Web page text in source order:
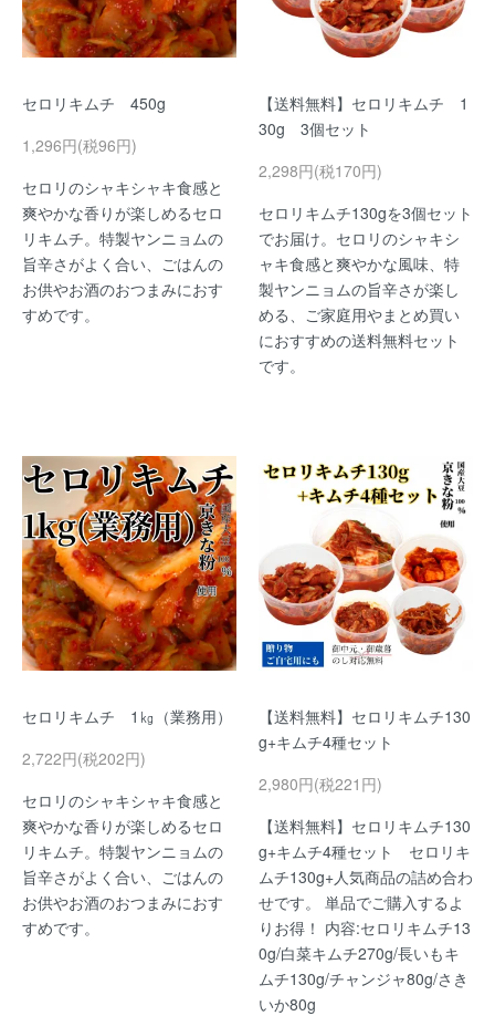
セロリキムチ 450g
1,296円(税96円)
セロリのシャキシャキ食感と
爽やかな香りが楽しめるセロ
リキムチ。特製ヤンニョムの
旨辛さがよく合い、ごはんの
お供やお酒のおつまみにおす
すめです。
【送料無料】セロリキムチ 1
30g 3個セット
2,298円(税170円)
セロリキムチ130gを3個セット
でお届け。セロリのシャキシ
ャキ食感と爽やかな風味、特
製ヤンニョムの旨辛さが楽し
める、ご家庭用やまとめ買い
におすすめの送料無料セット
です。
セロリキムチ 1㎏（業務用）
2,722円(税202円)
セロリのシャキシャキ食感と
爽やかな香りが楽しめるセロ
リキムチ。特製ヤンニョムの
旨辛さがよく合い、ごはんの
お供やお酒のおつまみにおす
すめです。
【送料無料】セロリキムチ130
g+キムチ4種セット
2,980円(税221円)
【送料無料】セロリキムチ130
g+キムチ4種セット セロリキ
ムチ130g+人気商品の詰め合わ
せです。 単品でご購入するよ
りお得！ 内容:セロリキムチ13
0g/白菜キムチ270g/長いもキ
ムチ130g/チャンジャ80g/さき
いか80g